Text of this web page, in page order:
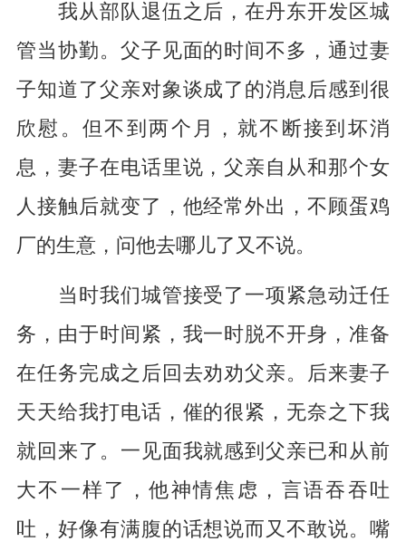
我从部队退伍之后，在丹东开发区城
管当协勤。父子见面的时间不多，通过妻
子知道了父亲对象谈成了的消息后感到很
欣慰。但不到两个月，就不断接到坏消
息，妻子在电话里说，父亲自从和那个女
人接触后就变了，他经常外出，不顾蛋鸡
厂的生意，问他去哪儿了又不说。
当时我们城管接受了一项紧急动迁任
务，由于时间紧，我一时脱不开身，准备
在任务完成之后回去劝劝父亲。后来妻子
天天给我打电话，催的很紧，无奈之下我
就回来了。一见面我就感到父亲已和从前
大不一样了，他神情焦虑，言语吞吞吐
吐，好像有满腹的话想说而又不敢说。嘴